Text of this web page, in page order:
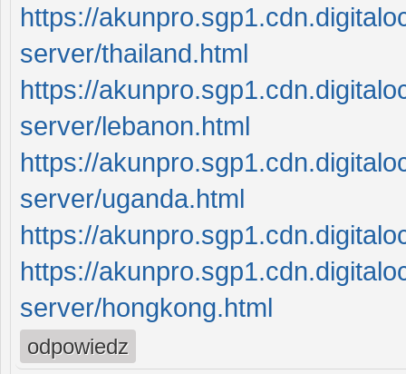
https://
server/thailand.html
https://
server/lebanon.html
https://
server/uganda.html
https://
https://
server/hongkong.html
odpowiedz